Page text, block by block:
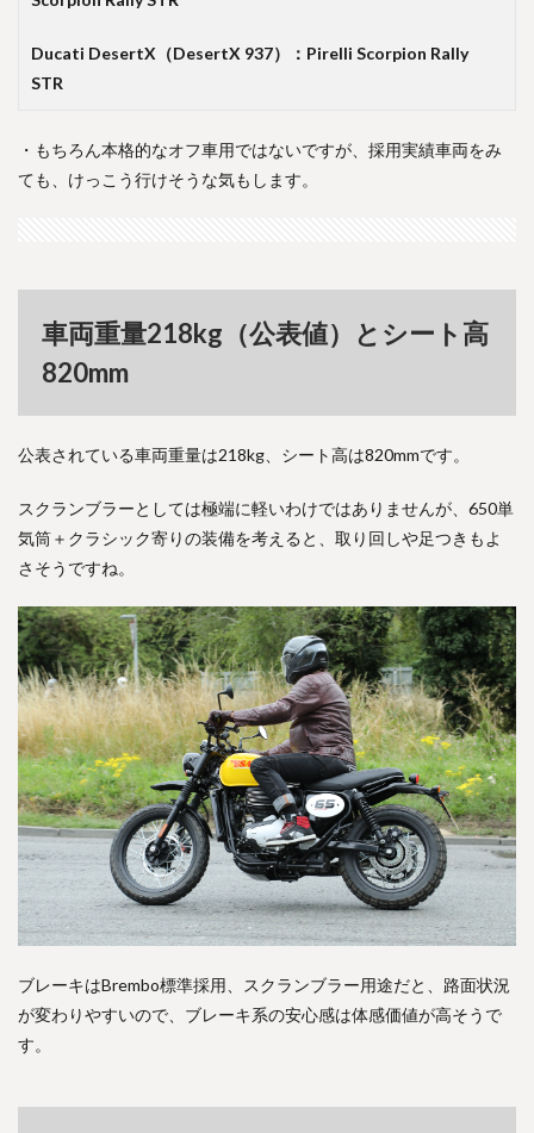
Ducati DesertX（DesertX 937）：Pirelli Scorpion Rally
STR
・もちろん本格的なオフ車用ではないですが、採用実績車両をみ
ても、けっこう行けそうな気もします。
車両重量218kg（公表値）とシート高
820mm
公表されている車両重量は218kg、シート高は820mmです。
スクランブラーとしては極端に軽いわけではありませんが、650単
気筒＋クラシック寄りの装備を考えると、取り回しや足つきもよ
さそうですね。
ブレーキはBrembo標準採用、スクランブラー用途だと、路面状況
が変わりやすいので、ブレーキ系の安心感は体感価値が高そうで
す。